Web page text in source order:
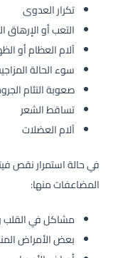
تكرار العدوى
التعب أو الإرهاق
آلام العظام أو
سوء الحالة
صعوبة التئام
تساقط الشعر
آلام العضلات
في حالة استمرار نقص
المضاعفات منها:
مشاكل في القلب
بعض الأمراض